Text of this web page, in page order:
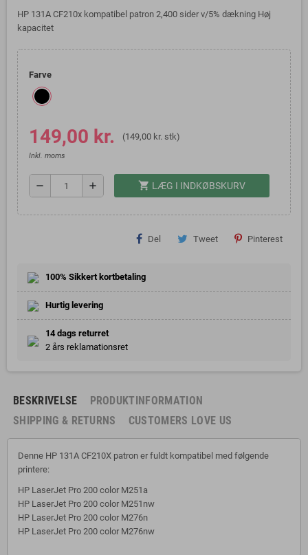
HP 131A CF210x kompatibel patron 2,400 sider v/5% dækning Høj
kapacitet
Farve
149,00 kr. (149,00 kr. stk)
Inkl. moms
remove add shopping_cart LÆG I INDKØBSKURV
Del Tweet Pinterest
100% Sikkert kortbetaling
Hurtig levering
14 dags returret
2 års reklamationsret
BESKRIVELSE
PRODUKTINFORMATION
SHIPPING & RETURNS
CUSTOMERS LOVE US
Denne HP 131A CF210X patron er fuldt kompatibel med følgende
printere:
HP LaserJet Pro 200 color M251a
HP LaserJet Pro 200 color M251nw
HP LaserJet Pro 200 color M276n
HP LaserJet Pro 200 color M276nw